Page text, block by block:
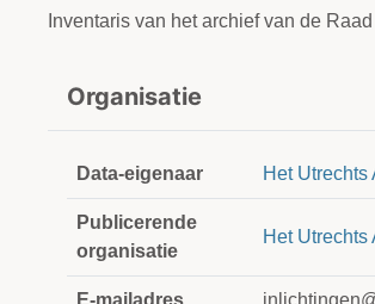
Inventaris van het archief van de
Organisatie
Data-eigenaar Het Utrechts
Publicerende
organisatie
Het Utrechts